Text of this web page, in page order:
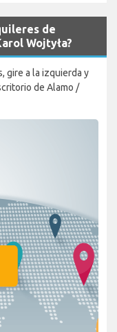
de
Wojtyła?
gire a la izquierda y
de Alamo /